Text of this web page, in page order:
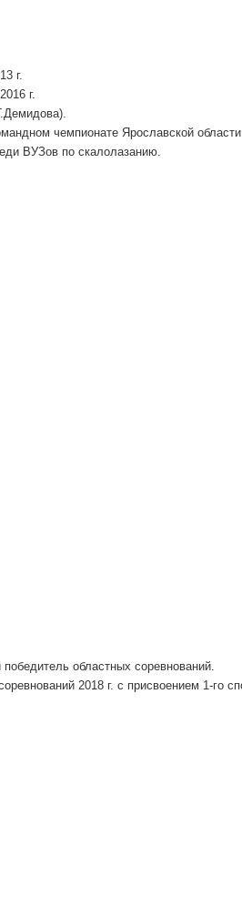
г.
г.
чемпионате Ярославской
ВУЗов по скалолазанию.
победитель областных соревнований.
2018 г. с присвоением 1-го